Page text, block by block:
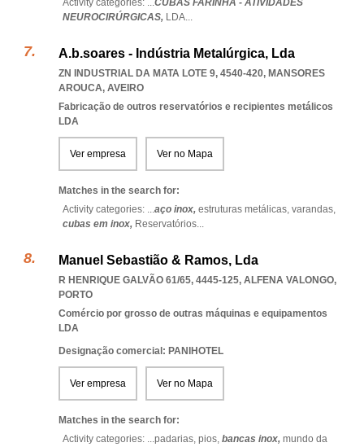
Activity categories: ...CUBAS FARINHA - ATIVIDADES
NEUROCIRÚRGICAS, LDA...
A.b.soares - Indústria Metalúrgica, Lda
ZN INDUSTRIAL DA MATA LOTE 9, 4540-420, MANSORES
AROUCA, AVEIRO
Fabricação de outros reservatórios e recipientes metálicos
LDA
Ver empresa Ver no Mapa
Matches in the search for:
Activity categories: ...aço inox, estruturas metálicas, varandas,
cubas em inox, Reservatórios...
Manuel Sebastião & Ramos, Lda
R HENRIQUE GALVÃO 61/65, 4445-125, ALFENA VALONGO,
PORTO
Comércio por grosso de outras máquinas e equipamentos
LDA
Designação comercial: PANIHOTEL
Ver empresa Ver no Mapa
Matches in the search for:
Activity categories: ...padarias, pios, bancas inox, mundo da